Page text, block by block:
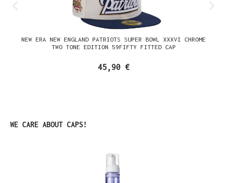
NEW ERA NEW ENGLAND PATRIOTS SUPER BOWL XXXVI CHROME
TWO TONE EDITION 59FIFTY FITTED CAP
45,90 €
Produktgalerie überspringen
WE CARE ABOUT CAPS!